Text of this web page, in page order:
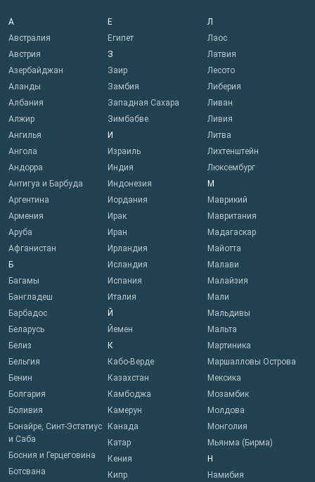
А
Австралия
Австрия
Азербайджан
Аланды
Албания
Алжир
Ангилья
Ангола
Андорра
Антигуа и Барбуда
Аргентина
Армения
Аруба
Афганистан
Б
Багамы
Бангладеш
Барбадос
Беларусь
Белиз
Бельгия
Бенин
Болгария
Боливия
Бонайре, Синт-Эстатиус
и Саба
Босния и Герцеговина
Ботсвана
Е
Египет
З
Заир
Замбия
Западная Сахара
Зимбабве
И
Израиль
Индия
Индонезия
Иордания
Ирак
Иран
Ирландия
Исландия
Испания
Италия
Й
Йемен
К
Кабо-Верде
Казахстан
Камбоджа
Камерун
Канада
Катар
Кения
Кипр
Л
Лаос
Латвия
Лесото
Либерия
Ливан
Ливия
Литва
Лихтенштейн
Люксембург
М
Маврикий
Мавритания
Мадагаскар
Майотта
Малави
Малайзия
Мали
Мальдивы
Мальта
Мартиника
Маршалловы Острова
Мексика
Мозамбик
Молдова
Монголия
Мьянма (Бирма)
Н
Намибия